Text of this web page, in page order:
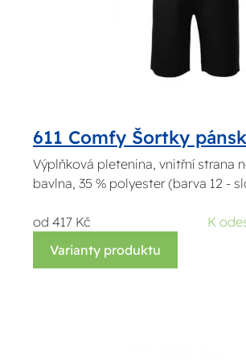
611 Comfy Šortky
Výplňková pletenina, vnitřní strana
bavlna, 35 % polyester (barva 12 -
od 417 Kč
K
Varianty produktu